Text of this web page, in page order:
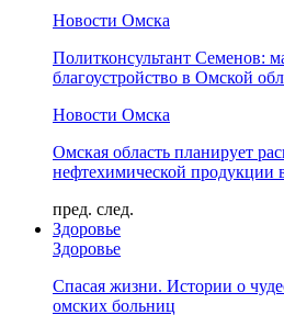
Новости Омска
Политконсультант Семенов:
благоустройство в Омской
Новости Омска
Омская область планирует
нефтехимической продукции
пред. след.
Здоровье
Здоровье
Спасая жизни. Истории о
омских больниц